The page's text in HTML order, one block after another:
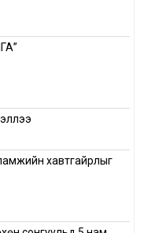
хавтгайрлыг